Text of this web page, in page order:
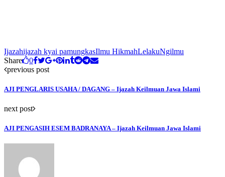
Ijazahijazah kyai pamungkasIlmu HikmahLelakuNgilmu
Share
0
previous post
AJI PENGLARIS USAHA / DAGANG – Ijazah Keilmuan Jawa Islami
next post
AJI PENGASIH ESEM BADRANAYA – Ijazah Keilmuan Jawa Islami